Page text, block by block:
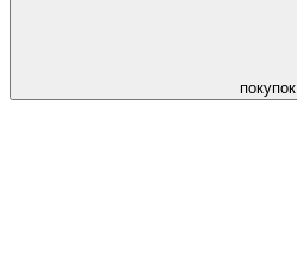
покупок